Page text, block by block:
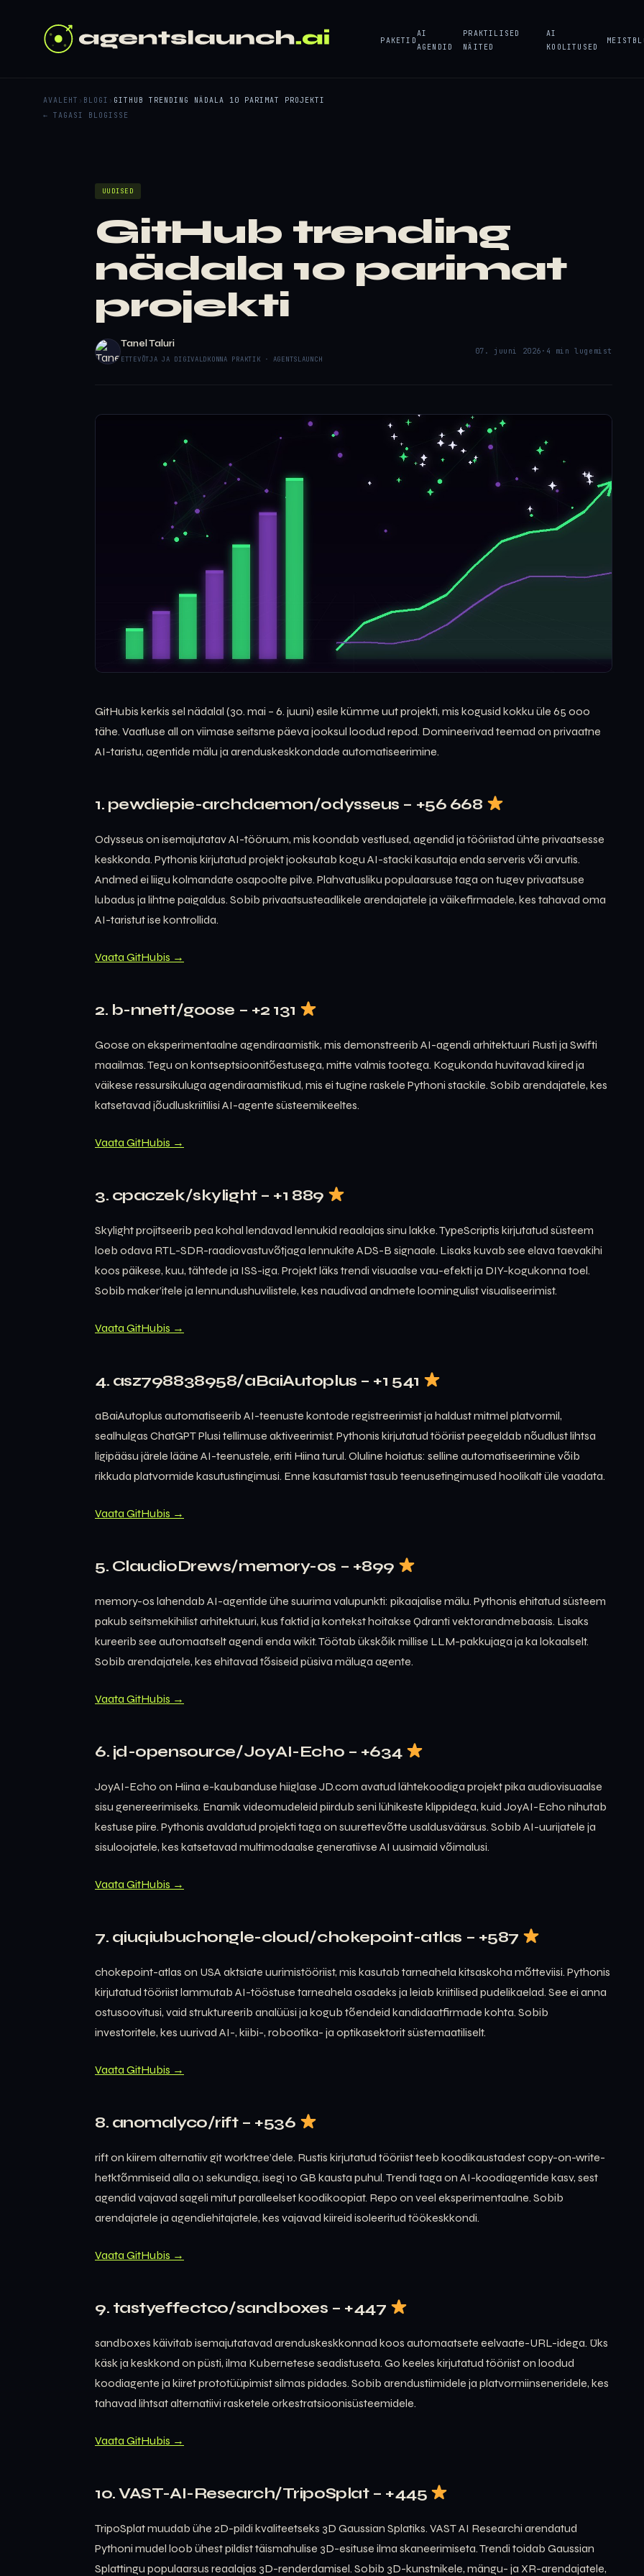
PAKETID
AI
AGENDID
PRAKTILISED
NÄITED
AI
KOOLITUSED
MEIST
AVALEHT › BLOGI › GITHUB TRENDING NÄDALA 10 PARIMAT PROJEKTI
← TAGASI BLOGISSE
UUDISED
GitHub trending
nädala 10 parimat
projekti
Tanel Taluri
ETTEVÕTJA JA DIGIVALDKONNA PRAKTIK · AGENTSLAUNCH
07. juuni 2026 · 4 min lugemist
GitHubis kerkis sel nädalal (30. mai – 6. juuni) esile kümme uut projekti, mis kogusid kokku üle 65 000
tähe. Vaatluse all on viimase seitsme päeva jooksul loodud repod. Domineerivad teemad on privaatne
AI-taristu, agentide mälu ja arenduskeskkondade automatiseerimine.
1. pewdiepie-archdaemon/odysseus – +56 668
Odysseus on isemajutatav AI-tööruum, mis koondab vestlused, agendid ja tööriistad ühte privaatsesse
keskkonda. Pythonis kirjutatud projekt jooksutab kogu AI-stacki kasutaja enda serveris või arvutis.
Andmed ei liigu kolmandate osapoolte pilve. Plahvatusliku populaarsuse taga on tugev privaatsuse
lubadus ja lihtne paigaldus. Sobib privaatsusteadlikele arendajatele ja väikefirmadele, kes tahavad oma
AI-taristut ise kontrollida.
Vaata GitHubis →
2. b-nnett/goose – +2 131
Goose on eksperimentaalne agendiraamistik, mis demonstreerib AI-agendi arhitektuuri Rusti ja Swifti
maailmas. Tegu on kontseptsioonitõestusega, mitte valmis tootega. Kogukonda huvitavad kiired ja
väikese ressursikuluga agendiraamistikud, mis ei tugine raskele Pythoni stackile. Sobib arendajatele, kes
katsetavad jõudluskriitilisi AI-agente süsteemikeeltes.
Vaata GitHubis →
3. cpaczek/skylight – +1 889
Skylight projitseerib pea kohal lendavad lennukid reaalajas sinu lakke. TypeScriptis kirjutatud süsteem
loeb odava RTL-SDR-raadiovastuvõtjaga lennukite ADS-B signaale. Lisaks kuvab see elava taevakihi
koos päikese, kuu, tähtede ja ISS-iga. Projekt läks trendi visuaalse vau-efekti ja DIY-kogukonna toel.
Sobib maker’itele ja lennundushuvilistele, kes naudivad andmete loomingulist visualiseerimist.
Vaata GitHubis →
4. asz798838958/aBaiAutoplus – +1 541
aBaiAutoplus automatiseerib AI-teenuste kontode registreerimist ja haldust mitmel platvormil,
sealhulgas ChatGPT Plusi tellimuse aktiveerimist. Pythonis kirjutatud tööriist peegeldab nõudlust lihtsa
ligipääsu järele lääne AI-teenustele, eriti Hiina turul. Oluline hoiatus: selline automatiseerimine võib
rikkuda platvormide kasutustingimusi. Enne kasutamist tasub teenusetingimused hoolikalt üle vaadata.
Vaata GitHubis →
5. ClaudioDrews/memory-os – +899
memory-os lahendab AI-agentide ühe suurima valupunkti: pikaajalise mälu. Pythonis ehitatud süsteem
pakub seitsmekihilist arhitektuuri, kus faktid ja kontekst hoitakse Qdranti vektorandmebaasis. Lisaks
kureerib see automaatselt agendi enda wikit. Töötab ükskõik millise LLM-pakkujaga ja ka lokaalselt.
Sobib arendajatele, kes ehitavad tõsiseid püsiva mäluga agente.
Vaata GitHubis →
6. jd-opensource/JoyAI-Echo – +634
JoyAI-Echo on Hiina e-kaubanduse hiiglase JD.com avatud lähtekoodiga projekt pika audiovisuaalse
sisu genereerimiseks. Enamik videomudeleid piirdub seni lühikeste klippidega, kuid JoyAI-Echo nihutab
kestuse piire. Pythonis avaldatud projekti taga on suurettevõtte usaldusväärsus. Sobib AI-uurijatele ja
sisuloojatele, kes katsetavad multimodaalse generatiivse AI uusimaid võimalusi.
Vaata GitHubis →
7. qiuqiubuchongle-cloud/chokepoint-atlas – +587
chokepoint-atlas on USA aktsiate uurimistööriist, mis kasutab tarneahela kitsaskoha mõtteviisi. Pythonis
kirjutatud tööriist lammutab AI-tööstuse tarneahela osadeks ja leiab kriitilised pudelikaelad. See ei anna
ostusoovitusi, vaid struktureerib analüüsi ja kogub tõendeid kandidaatfirmade kohta. Sobib
investoritele, kes uurivad AI-, kiibi-, robootika- ja optikasektorit süstemaatiliselt.
Vaata GitHubis →
8. anomalyco/rift – +536
rift on kiirem alternatiiv git worktree’dele. Rustis kirjutatud tööriist teeb koodikaustadest copy-on-write-
hetktõmmiseid alla 0,1 sekundiga, isegi 10 GB kausta puhul. Trendi taga on AI-koodiagentide kasv, sest
agendid vajavad sageli mitut paralleelset koodikoopiat. Repo on veel eksperimentaalne. Sobib
arendajatele ja agendiehitajatele, kes vajavad kiireid isoleeritud töökeskkondi.
Vaata GitHubis →
9. tastyeffectco/sandboxes – +447
sandboxes käivitab isemajutatavad arenduskeskkonnad koos automaatsete eelvaate-URL-idega. Üks
käsk ja keskkond on püsti, ilma Kubernetese seadistuseta. Go keeles kirjutatud tööriist on loodud
koodiagente ja kiiret prototüüpimist silmas pidades. Sobib arendustiimidele ja platvormiinseneridele, kes
tahavad lihtsat alternatiivi rasketele orkestratsioonisüsteemidele.
Vaata GitHubis →
10. VAST-AI-Research/TripoSplat – +445
TripoSplat muudab ühe 2D-pildi kvaliteetseks 3D Gaussian Splatiks. VAST AI Researchi arendatud
Pythoni mudel loob ühest pildist täismahulise 3D-esituse ilma skaneerimiseta. Trendi toidab Gaussian
Splattingu populaarsus reaalajas 3D-renderdamisel. Sobib 3D-kunstnikele, mängu- ja XR-arendajatele,